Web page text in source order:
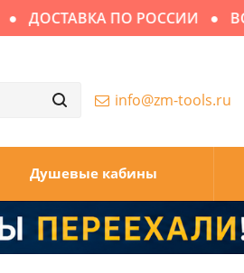
ПО РОССИИ ВСЕ
info@zm-tools.ru
Душевые кабины